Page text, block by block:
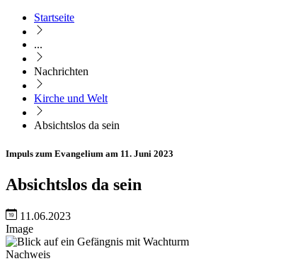
Startseite
...
Nachrichten
Kirche und Welt
Absichtslos da sein
Impuls zum Evangelium am 11. Juni 2023
Absichtslos da sein
11.06.2023
Image
Nachweis